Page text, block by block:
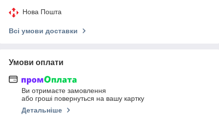
Нова Пошта
Всі умови доставки
Умови оплати
Ви отримаєте замовлення
або гроші повернуться на вашу картку
Детальніше